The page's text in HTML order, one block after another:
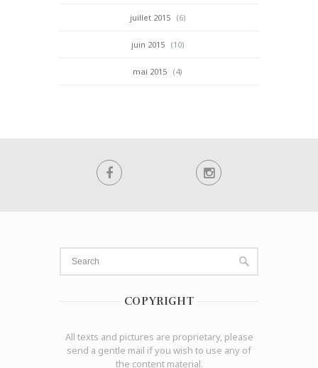
juillet 2015 (6)
juin 2015 (10)
mai 2015 (4)
COPYRIGHT
All texts and pictures are proprietary, please
send a gentle mail if you wish to use any of
the content material.